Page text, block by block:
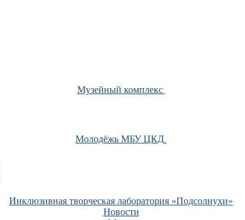
Музейный комплекс
Молодёжь МБУ ЦКД
Инклюзивная творческая лаборатория «Подсолнухи»
Новости